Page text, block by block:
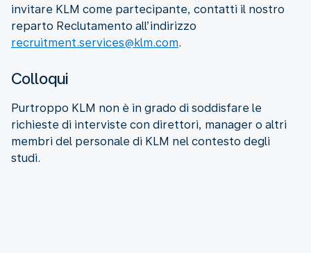
invitare KLM come partecipante, contatti il nostro
reparto Reclutamento all’indirizzo
recruitment.services@klm.com.
Colloqui
Purtroppo KLM non è in grado di soddisfare le
richieste di interviste con direttori, manager o altri
membri del personale di KLM nel contesto degli
studi.